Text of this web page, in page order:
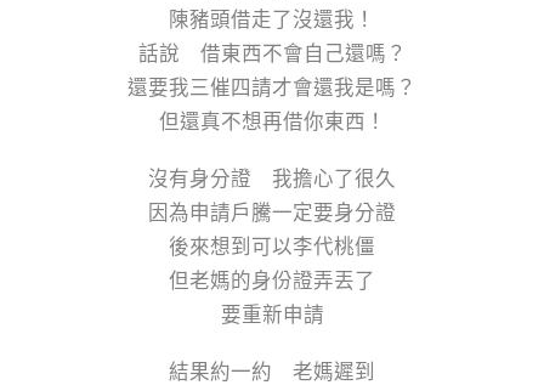
陳豬頭借走了沒還我！
話說 借東西不會自己還嗎？
還要我三催四請才會還我是嗎？
但還真不想再借你東西！
沒有身分證 我擔心了很久
因為申請戶騰一定要身分證
後來想到可以李代桃僵
但老媽的身份證弄丟了
要重新申請
結果約一約 老媽遲到